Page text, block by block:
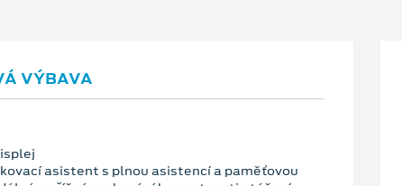
VÝBAVA
asistent s plnou asistencí a paměťovou